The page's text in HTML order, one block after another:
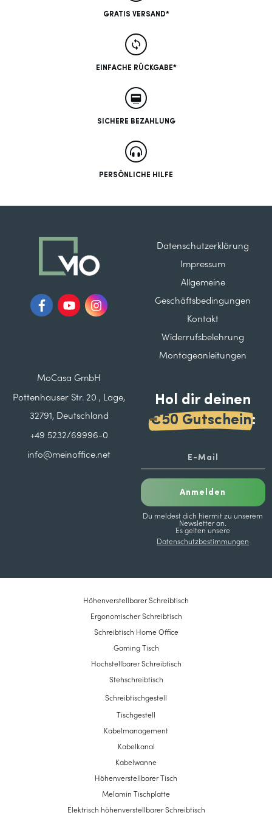
GRATIS VERSAND*
EINFACHE RÜCKGABE*
SICHERE BEZAHLUNG
PERSÖNLICHE HILFE
Datenschutzerklärung
Impressum
Allgemeine
Geschäftsbedingungen
Kontakt
Widerrufsbelehrung
Montageanleitungen
MoCasa GmbH
Pottenhauser Str. 20 , Lage,
32791, Deutschland
+49 5232/69996-0
info@meinoffice.net
Hol dir deinen
€50 Gutschein:
Anmelden
Du meldest dich hiermit zu unserem
Newsletter an.
Es gelten unsere
Datenschutzbestimmungen
Höhenverstellbarer Schreibtisch
Ergonomischer Schreibtisch
Schreibtisch Home Office
Gaming Tisch
Hochstellbarer Schreibtisch
Stehschreibtisch
Schreibtischgestell
Tischgestell
Kabelmanagement
Kabelkanal
Kabelwanne
Höhenverstellbarer Tisch
Melamin Tischplatte
Elektrisch höhenverstellbarer Schreibtisch